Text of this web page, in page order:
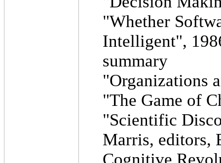
"Whether
Intelligent",
summary
"Organizations
"The Game of
"Scientific
Marris, editors,